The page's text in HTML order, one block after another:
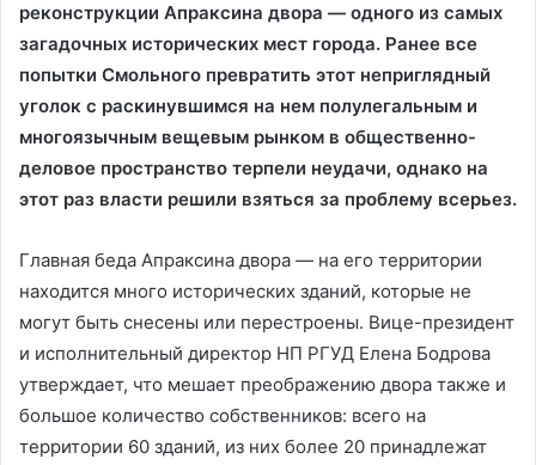
реконструкции Апраксина двора — одного из самых
загадочных исторических мест города. Ранее все
попытки Смольного превратить этот неприглядный
уголок с раскинувшимся на нем полулегальным и
многоязычным вещевым рынком в общественно-
деловое пространство терпели неудачи, однако на
этот раз власти решили взяться за проблему всерьез.
Главная беда Апраксина двора — на его территории
находится много исторических зданий, которые не
могут быть снесены или перестроены. Вице-президент
и исполнительный директор НП РГУД Елена Бодрова
утверждает, что мешает преображению двора также и
большое количество собственников: всего на
территории 60 зданий, из них более 20 принадлежат